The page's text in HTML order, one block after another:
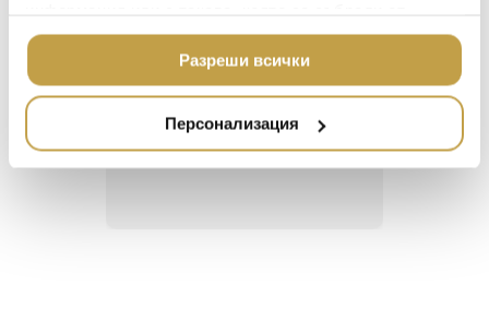
ползването от Ваша страна на услугите им.
Разреши всички
Персонализация
за
Много интересни
предложения! Любезен
персонал.
Един
МЕБЕЛИ
ПОДАРЪЦИ
DOLCE & GABBANA
ETHNICRAFT
ZUIVER
DUTCHBONE